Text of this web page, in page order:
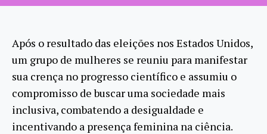
Após o resultado das eleições nos Estados Unidos,
um grupo de mulheres se reuniu para manifestar
sua crença no progresso científico e assumiu o
compromisso de buscar uma sociedade mais
inclusiva, combatendo a desigualdade e
incentivando a presença feminina na ciência.